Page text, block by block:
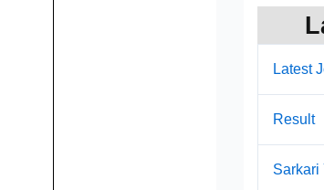
Latest
Result
Sarkari